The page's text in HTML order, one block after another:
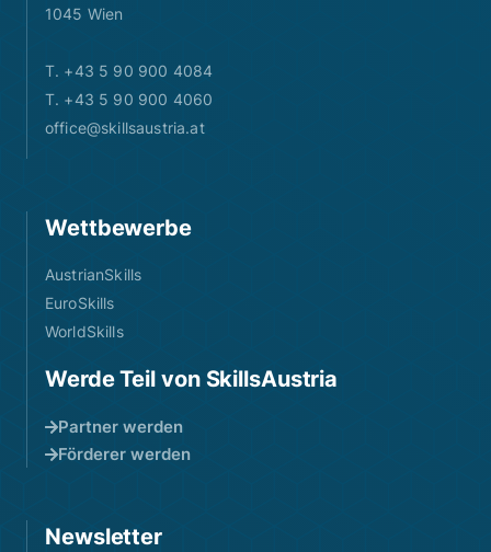
1045 Wien
T. +43 5 90 900 4084
T. +43 5 90 900 4060
office@skillsaustria.at
Wettbewerbe
AustrianSkills
EuroSkills
WorldSkills
Werde Teil von SkillsAustria
Partner werden
Förderer werden
Newsletter